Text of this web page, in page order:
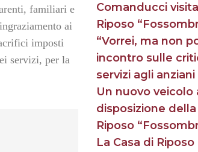
familiari e
ai
imposti
servizi, per la
Comanducci
Riposo
“Vorrei, ma non
incontro sulle
servizi agli anziani
Un nuovo veicolo
disposizione della
Riposo
La Casa di Riposo